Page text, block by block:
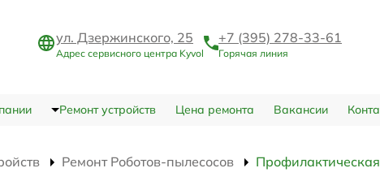
ул. Дзержинского, 25
Адрес сервисного центра Kyvol
+7 (395) 278-33-61
Горячая линия
Ремонт устройств Цена ремонта Вакансии
Ремонт Роботов-пылесосов